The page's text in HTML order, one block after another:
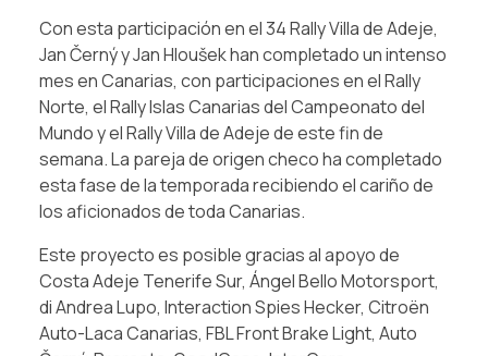
Con esta participación en el 34 Rally Villa de Adeje,
Jan Černý y Jan Hloušek han completado un intenso
mes en Canarias, con participaciones en el Rally
Norte, el Rally Islas Canarias del Campeonato del
Mundo y el Rally Villa de Adeje de este fin de
semana. La pareja de origen checo ha completado
esta fase de la temporada recibiendo el cariño de
los aficionados de toda Canarias.
Este proyecto es posible gracias al apoyo de
Costa Adeje Tenerife Sur, Ángel Bello Motorsport,
di Andrea Lupo, Interaction Spies Hecker, Citroën
Auto-Laca Canarias, FBL Front Brake Light, Auto